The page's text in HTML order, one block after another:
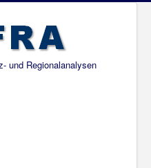
und Regionalanalysen